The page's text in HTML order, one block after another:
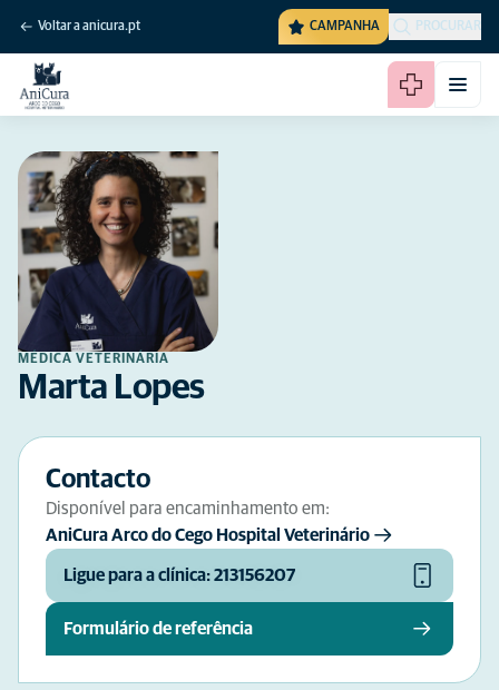
Voltar a anicura.pt CAMPANHA PROCURAR
MÉDICA VETERINÁRIA
Marta Lopes
Contacto
Disponível para encaminhamento em:
AniCura Arco do Cego Hospital Veterinário
Ligue para a clínica: 213156207
Formulário de referência